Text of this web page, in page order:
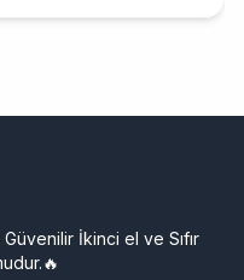
İkinci el ve Sıfır